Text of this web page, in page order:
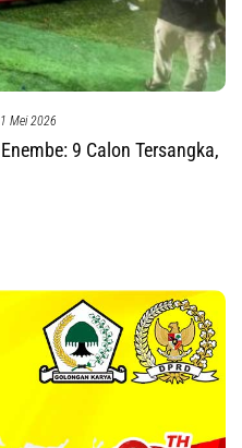
Mei 2026
9 Calon Tersangka,